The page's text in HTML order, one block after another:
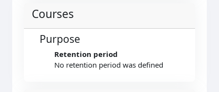
Courses
Purpose
Retention period
No retention period was defined